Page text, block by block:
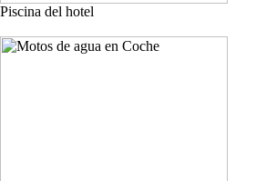
Piscina del hotel